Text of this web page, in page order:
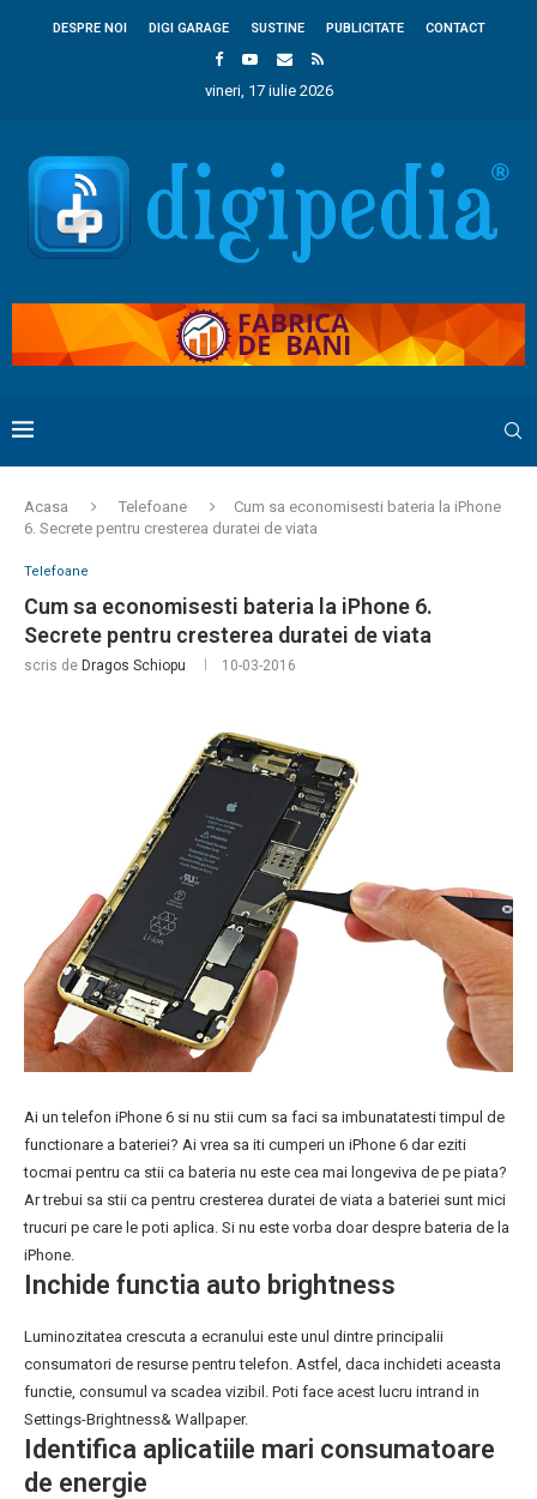
DESPRE NOI DIGI GARAGE SUSTINE PUBLICITATE CONTACT
vineri, 17 iulie 2026
Acasa Telefoane
Cum sa economisesti bateria la iPhone
6. Secrete pentru cresterea duratei de viata
Telefoane
Cum sa economisesti bateria la iPhone 6.
Secrete pentru cresterea duratei de viata
scris de Dragos Schiopu 10-03-2016
Ai un telefon iPhone 6 si nu stii cum sa faci sa imbunatatesti timpul de
functionare a bateriei? Ai vrea sa iti cumperi un iPhone 6 dar eziti
tocmai pentru ca stii ca bateria nu este cea mai longeviva de pe piata?
Ar trebui sa stii ca pentru cresterea duratei de viata a bateriei sunt mici
trucuri pe care le poti aplica. Si nu este vorba doar despre bateria de la
iPhone.
Inchide functia auto brightness
Luminozitatea crescuta a ecranului este unul dintre principalii
consumatori de resurse pentru telefon. Astfel, daca inchideti aceasta
functie, consumul va scadea vizibil. Poti face acest lucru intrand in
Settings-Brightness& Wallpaper.
Identifica aplicatiile mari consumatoare
de energie